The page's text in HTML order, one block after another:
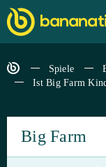
Spiele
Ist Big Farm
Big Farm